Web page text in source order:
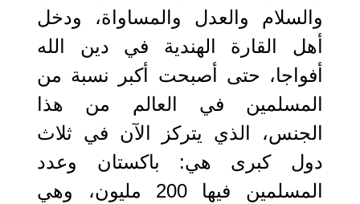
والسلام والعدل والمساواة، ودخل
أهل القارة الهندية في دين الله
أفواجا، حتى أصبحت أكبر نسبة من
المسلمين في العالم من هذا
الجنس، الذي يتركز الآن في ثلاث
دول كبرى هي: باكستان وعدد
المسلمين فيها 200 مليون، وهي